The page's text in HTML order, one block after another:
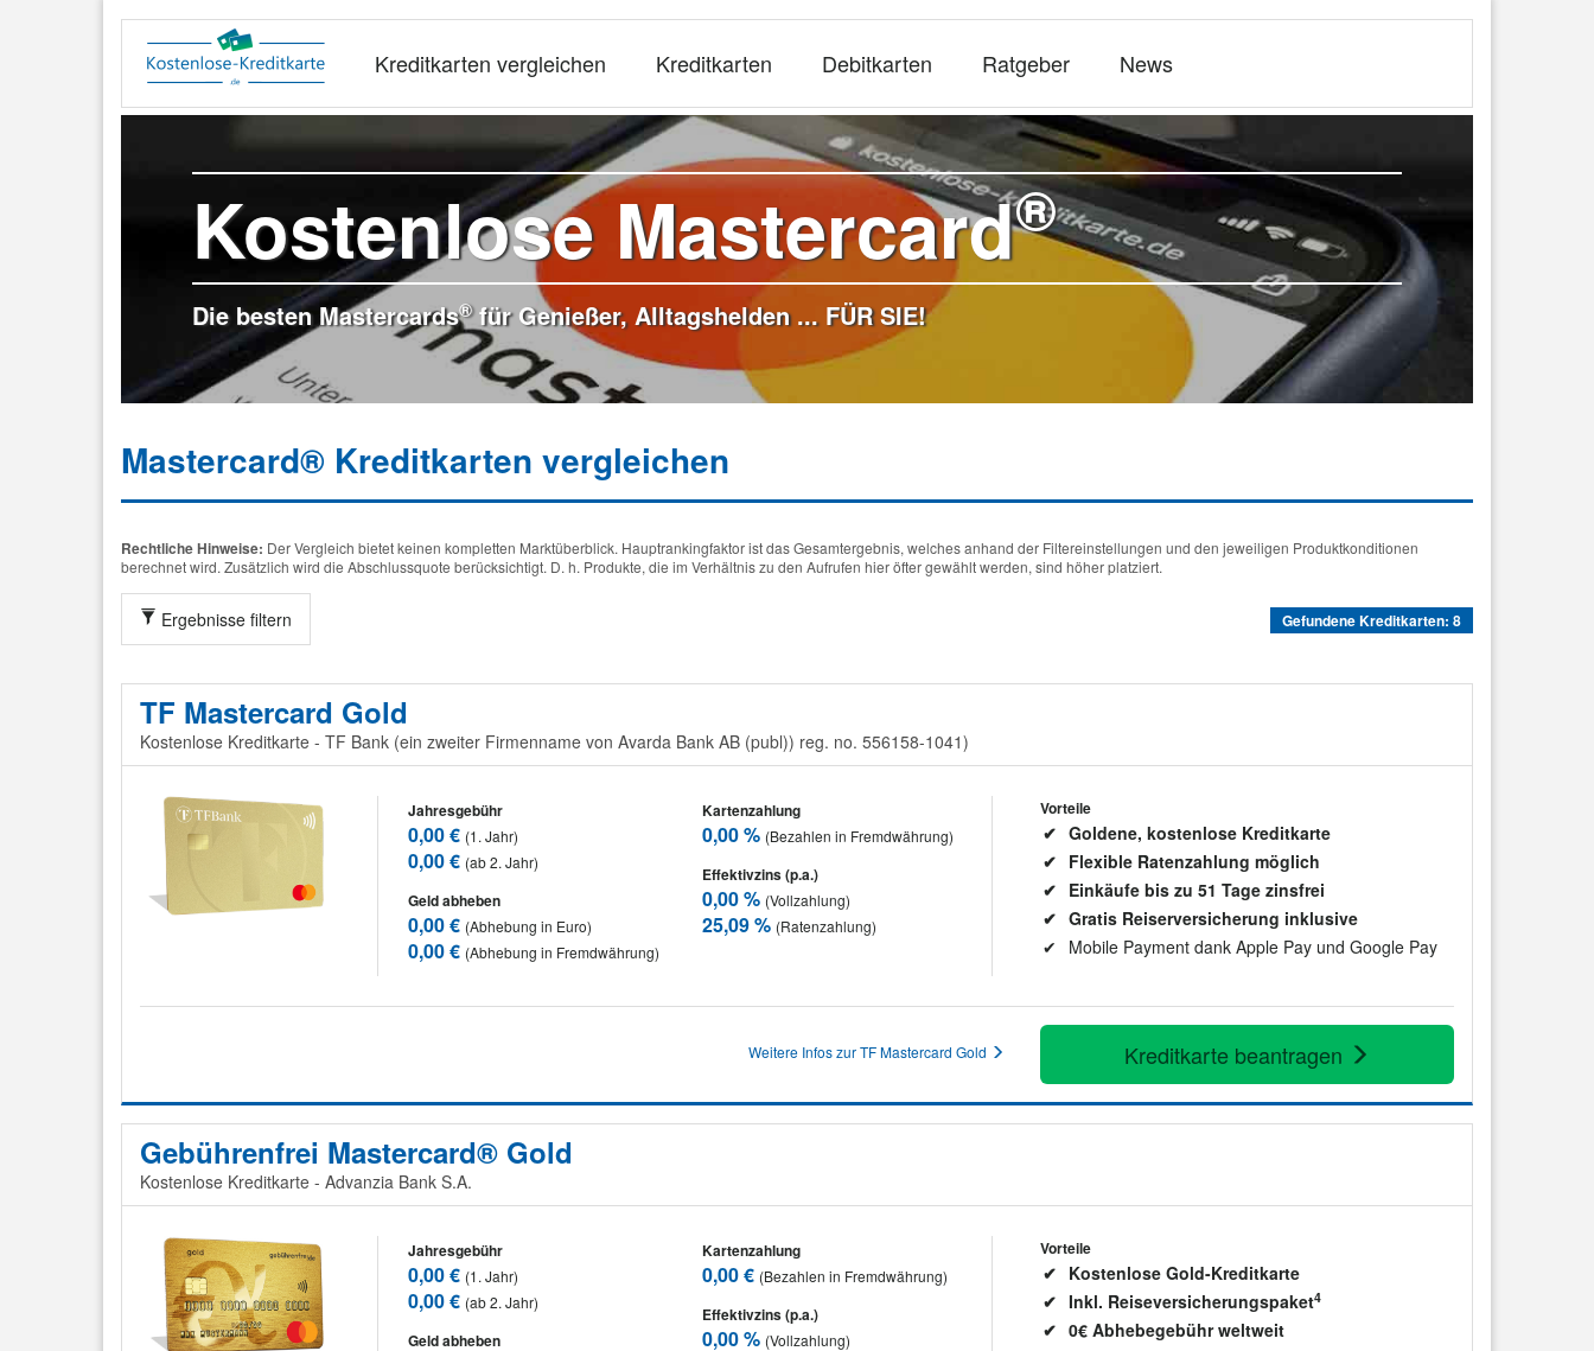
Kreditkarten vergleichen Kreditkarten Debitkarten Ratgeber News
Kostenlose Mastercard®
Die besten Mastercards®für Genießer, Alltagshelden ... FÜR SIE!
Mastercard® Kreditkarten vergleichen
Rechtliche Hinweise: Der Vergleich bietet keinen kompletten Marktüberblick. Hauptrankingfaktor ist das Gesamtergebnis, welches anhand der Filtereinstellungen und den jeweiligen Produktkonditionen
berechnet wird. Zusätzlich wird die Abschlussquote berücksichtigt. D. h. Produkte, die im Verhältnis zu den Aufrufen hier öfter gewählt werden, sind höher platziert.
Ergebnisse filtern Gefundene Kreditkarten: 8
TF Mastercard Gold
Kostenlose Kreditkarte - TF Bank (ein zweiter Firmenname von Avarda Bank AB (publ)) reg. no. 556158-1041)
Jahresgebühr
0,00 € (1. Jahr)
0,00 € (ab 2. Jahr)
Geld abheben
0,00 € (Abhebung in Euro)
0,00 € (Abhebung in Fremdwährung)
Kartenzahlung
0,00 % (Bezahlen in Fremdwährung)
Effektivzins (p.a.)
0,00 % (Vollzahlung)
25,09 % (Ratenzahlung)
Vorteile
Goldene, kostenlose Kreditkarte
Flexible Ratenzahlung möglich
Einkäufe bis zu 51 Tage zinsfrei
Gratis Reiserversicherung inklusive
Mobile Payment dank Apple Pay und Google Pay
Kreditkarte beantragen
Weitere Infos zur TF Mastercard Gold
Gebührenfrei Mastercard® Gold
Kostenlose Kreditkarte - Advanzia Bank S.A.
Jahresgebühr
0,00 € (1. Jahr)
0,00 € (ab 2. Jahr)
Geld abheben
Kartenzahlung
0,00 € (Bezahlen in Fremdwährung)
Effektivzins (p.a.)
0,00 % (Vollzahlung)
Vorteile
Kostenlose Gold-Kreditkarte
Inkl. Reiseversicherungspaket4
0€ Abhebegebühr weltweit